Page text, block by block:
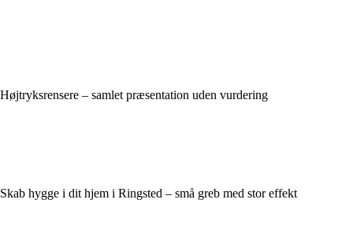
Højtryksrensere – samlet præsentation uden vurdering
Skab hygge i dit hjem i Ringsted – små greb med stor effekt